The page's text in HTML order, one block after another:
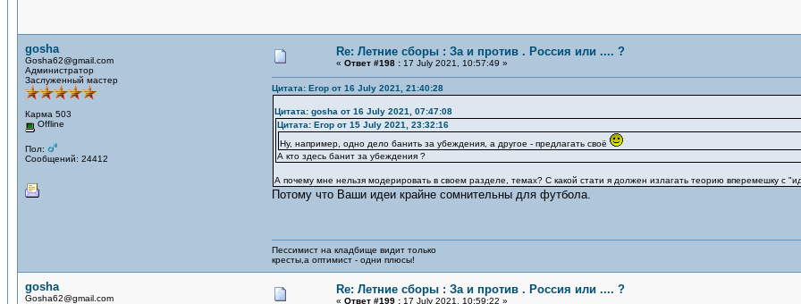
gosha
Gosha62@gmail.com
Администратор
Заслуженный мастер
Карма 503
Offline
Пол:
Сообщений: 24412
Re: Летние сборы : За и против . Россия или .... ?
« Ответ #198 : 17 July 2021, 10:57:49 »
Цитата: Егор от 16 July 2021, 21:40:28
Цитата: gosha от 16 July 2021, 07:47:08
Цитата: Егор от 15 July 2021, 23:32:16
Ну, например, одно дело банить за убеждения, а другое - предлагать своё
А кто здесь банит за убеждения ?
А почему мне нельзя модерировать в своем разделе, темах? С какой стати я должен излагать теорию вперемешку с
Потому что Ваши идеи крайне сомнительны для футбола.
Пессимист на кладбище видит только
кресты,а оптимист - одни плюсы!
gosha
Gosha62@gmail.com
Re: Летние сборы : За и против . Россия или .... ?
« Ответ #199 : 17 July 2021, 10:59:22 »